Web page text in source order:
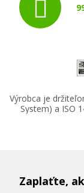
Výrobca je
System) a ISO
Zaplaťte,